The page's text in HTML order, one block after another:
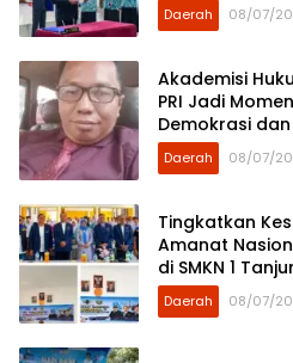
Daerah 08/07/
Akademisi
PRI Jadi
Demokrasi
Rakyat
Daerah 08/07/
Tingkatkan
Amanat
di SMKN 1
Daerah 08/07/